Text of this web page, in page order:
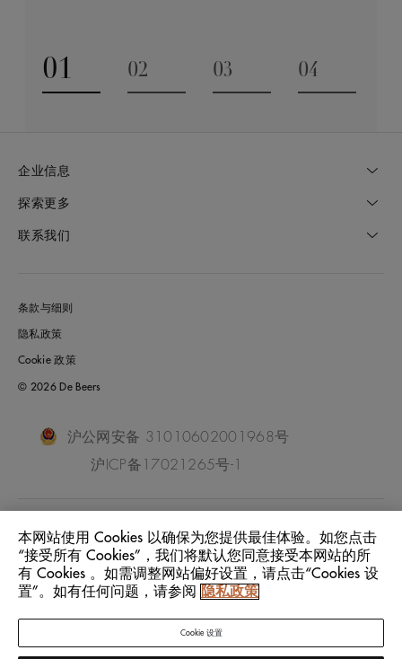
01
Go to slide 1
02
03
04
企业信息
探索更多
联系我们
条款与细则
隐私政策
Cookie 政策
© 2026 De Beers
沪公网安备 31010602001968号
沪ICP备17021265号-1
位置: China Mainland
语言: 中文
本网站使用 Cookies 以确保为您提供最佳体验。如您点击
“接受所有 Cookies”，我们将默认您同意接受本网站的所
有 Cookies 。如需调整网站偏好设置，请点击“Cookies 设
置”。如有任何问题，请参阅
隐私政策
Cookie 设置